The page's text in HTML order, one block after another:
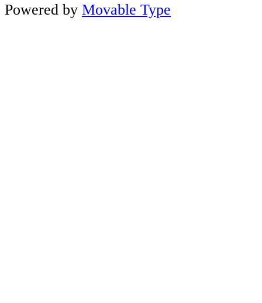
Powered by Movable Type